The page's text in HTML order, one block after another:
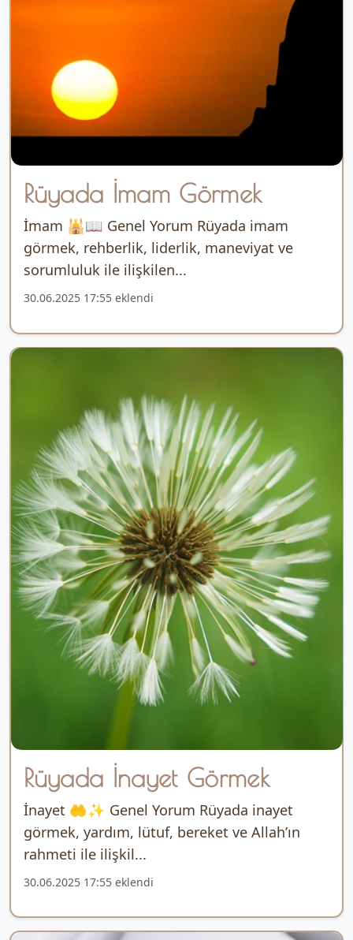
Rüyada İmam Görmek
İmam 🕌📖 Genel Yorum Rüyada imam
görmek, rehberlik, liderlik, maneviyat ve
sorumluluk ile ilişkilen...
30.06.2025 17:55 eklendi
Rüyada İnayet Görmek
İnayet 🤲✨ Genel Yorum Rüyada inayet
görmek, yardım, lütuf, bereket ve Allah’ın
rahmeti ile ilişkil...
30.06.2025 17:55 eklendi